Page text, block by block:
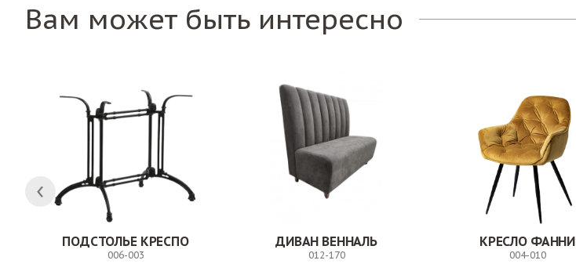
Вам может быть интересно
ПОДСТОЛЬЕ КРЕСПО
006-003
ДИВАН ВЕННАЛЬ
012-170
КРЕСЛО ФАННИ
004-010